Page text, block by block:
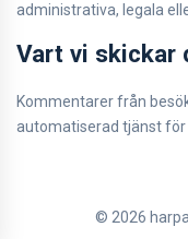
administrativa, legala
Vart vi skickar
Kommentarer från
automatiserad tjänst för
© 2026